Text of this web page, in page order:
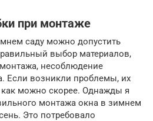
при монтаже
саду можно допустить
выбор материалов,
несоблюдение
Если возникли проблемы, их
можно скорее. Однажды я
монтажа окна в зимнем
Это потребовало